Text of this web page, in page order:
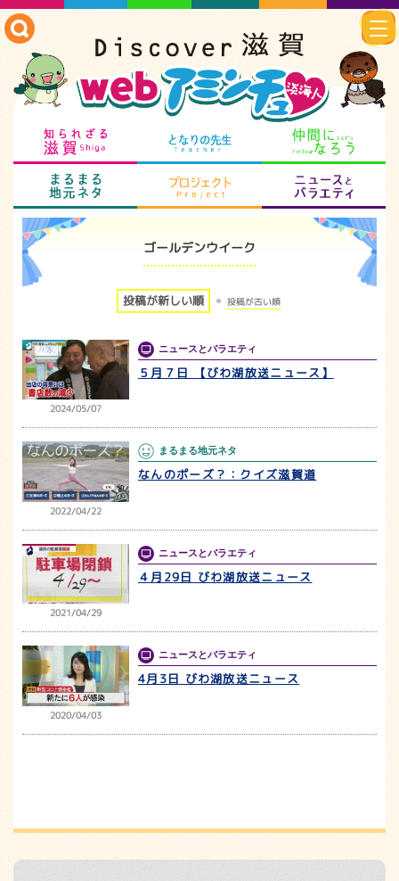
知られざる滋賀 となりの先生
まるまる地元ネタ プロジェクト
ゴールデンウイーク
投稿が新しい順 投稿が古い順
2024/05/07
ニュースとバラエティ
５月７日 【びわ湖放送ニュース】
2022/04/22
まるまる地元ネタ
なんのポーズ？：クイズ滋賀道
2021/04/29
ニュースとバラエティ
４月29日 びわ湖放送ニュース
2020/04/03
ニュースとバラエティ
4月3日 びわ湖放送ニュース